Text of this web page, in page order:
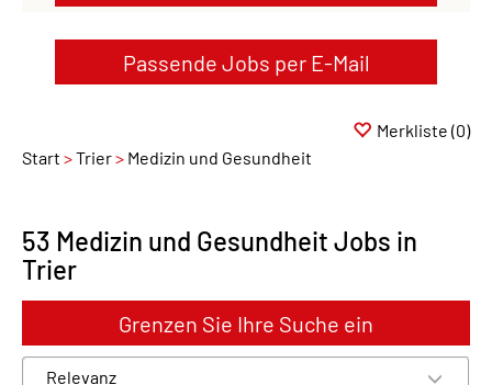
Passende Jobs per E-Mail
Start Trier Medizin und Gesundheit
Merkliste (0)
53 Medizin und Gesundheit Jobs in
Trier
Grenzen Sie Ihre Suche ein